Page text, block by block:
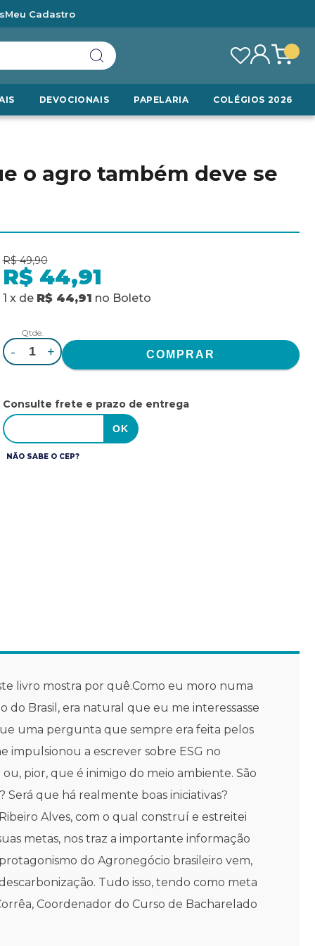
Meu Cadastro
DEVOCIONAIS PAPELARIA COLÉGIOS 2026
o agro também deve se
R$ 49,90
R$ 44,91
1 x de R$ 44,91 no Boleto
Qtde.
- +
Consulte frete e prazo de entrega
NÃO SABE O CEP?
livro mostra por quê.Como eu moro numa
Brasil, era natural que eu me interessasse
uma pergunta que sempre era feita pelos
impulsionou a escrever sobre ESG no
pior, que é inimigo do meio ambiente. São
que há realmente boas iniciativas?
Alves, com o qual construí e estreitei
metas, nos traz a importante informação
do Agronegócio brasileiro vem,
Tudo isso, tendo como meta
Coordenador do Curso de Bacharelado